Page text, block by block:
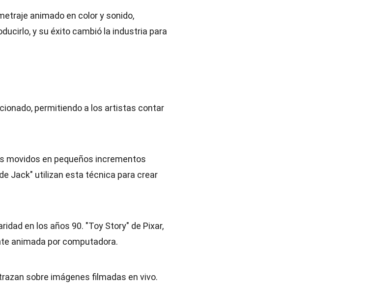
animado en color y sonido,
y su éxito cambió la industria para
permitiendo a los artistas contar
movidos en pequeños incrementos
Jack" utilizan esta técnica para crear
en los años 90. "Toy Story" de Pixar,
animada por computadora.
sobre imágenes filmadas en vivo.